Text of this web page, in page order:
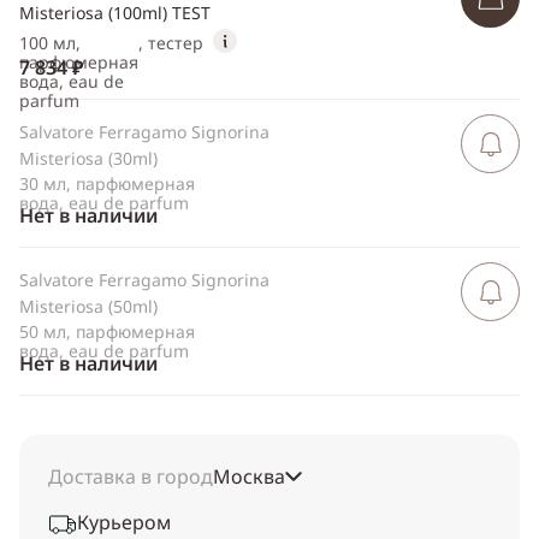
Misteriosa (100ml) TEST
100 мл,
парфюмерная
вода, eau de
parfum
, тестер
7 834 ₽
Salvatore Ferragamo Signorina
Misteriosa (30ml)
30 мл, парфюмерная
вода, eau de parfum
Нет в наличии
Сообщить
Salvatore Ferragamo Signorina
Misteriosa (50ml)
50 мл, парфюмерная
вода, eau de parfum
Нет в наличии
Сообщить
Доставка в городМосква
Курьером